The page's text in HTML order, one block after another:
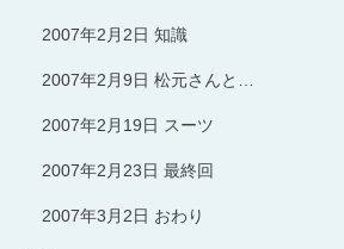
2007年2月2日 知識
2007年2月9日 松元さんと…
2007年2月19日 スーツ
2007年2月23日 最終回
2007年3月2日 おわり